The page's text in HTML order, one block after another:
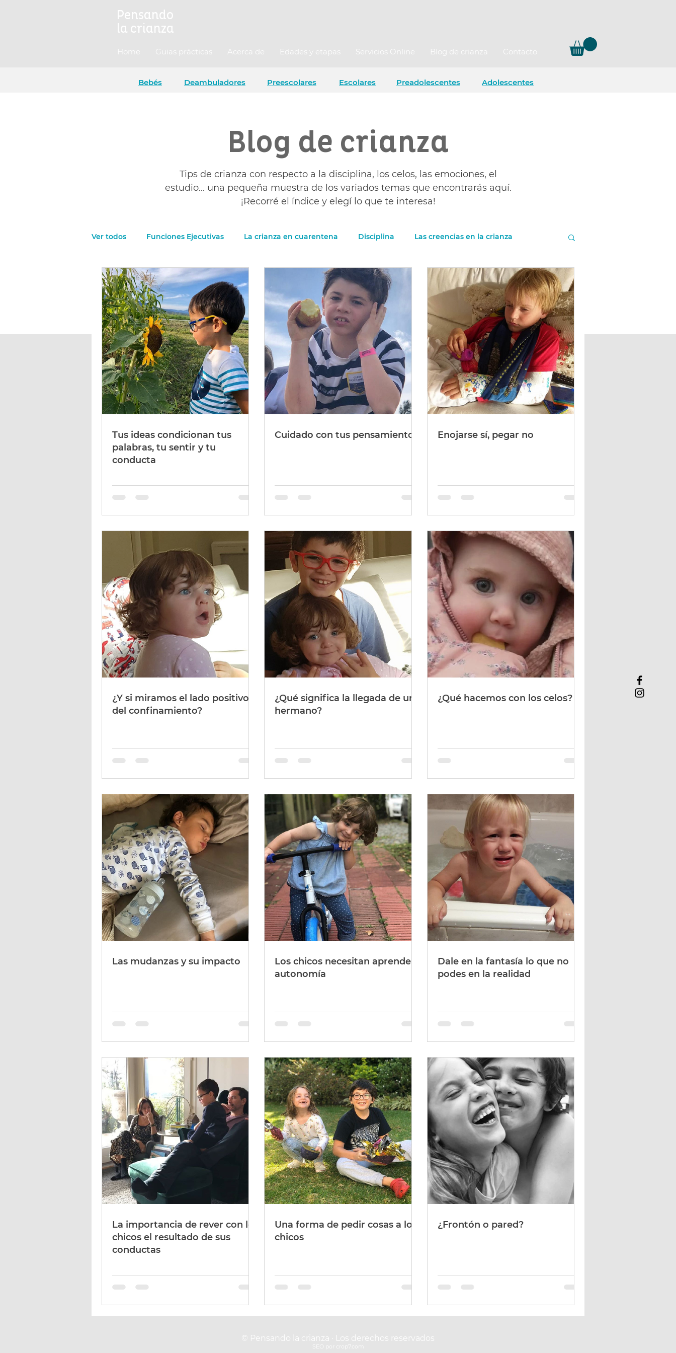
Pensando
la crianza
Home Guias prácticas Acerca de Edades y etapas Servicios Online Blog de crianza Contacto
Bebés Deambuladores Preescolares Escolares Preadolescentes Adolescentes
Blog de crianza
Tips de crianza con respecto a la disciplina, los celos, las emociones, el
estudio... una pequeña muestra de los variados temas que encontrarás aquí.
¡Recorré el índice y elegí lo que te interesa!
Ver todos Funciones Ejecutivas La crianza en cuarentena Disciplina Las creencias en la crianza
El sueño en los chicos Los chicos y el divorcio Las emociones de los chicos Rabietas
La mirada de los niños Tips generales
Tus ideas condicionan tus
palabras, tu sentir y tu
conducta
Cuidado con tus pensamientos Enojarse sí, pegar no
¿Y si miramos el lado positivo
del confinamiento?
¿Qué significa la llegada de un
hermano?
¿Qué hacemos con los celos?
Las mudanzas y su impacto
Los chicos necesitan aprender
autonomía
Dale en la fantasía lo que no
podes en la realidad
La importancia de rever con los
chicos el resultado de sus
conductas
Una forma de pedir cosas a los
chicos
¿Frontón o pared?
© Pensando la crianza · Los derechos reservados
SEO por crop7.com